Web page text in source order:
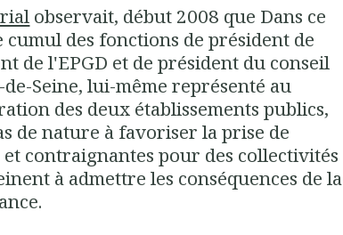
observait, début 2008 que Dans ce
cumul des fonctions de président de
de l'EPGD et de président du conseil
Seine, lui-même représenté au
des deux établissements publics,
de nature à favoriser la prise de
contraignantes pour des collectivités
à admettre les conséquences de la
.